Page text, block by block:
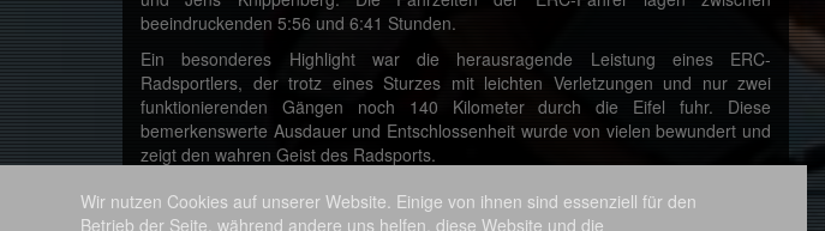
beeindruckenden 5:56 und 6:41 Stunden.
Ein besonderes Highlight war die herausragende Leistung eines ERC-
Radsportlers, der trotz eines Sturzes mit leichten Verletzungen und nur zwei
funktionierenden Gängen noch 140 Kilometer durch die Eifel fuhr. Diese
bemerkenswerte Ausdauer und Entschlossenheit wurde von vielen bewundert und
zeigt den wahren Geist des Radsports.
Die Veranstaltung verlief dank der hervorragenden Organisation und der
Unterstützung zahlreicher freiwilliger Helfer entlang der Strecke reibungslos und
Wir nutzen Cookies auf unserer Website. Einige von ihnen sind essenziell für den
Betrieb der Seite, während andere uns helfen, diese Website und die